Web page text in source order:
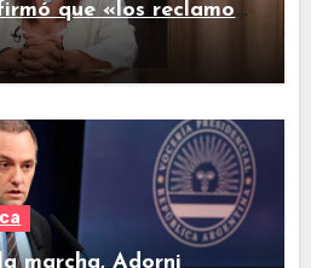
que «los reclamos
marcha, Adorni